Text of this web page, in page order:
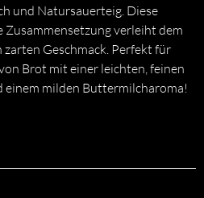
und Natursauerteig. Diese
Zusammensetzung verleiht dem
zarten Geschmack. Perfekt für
Brot mit einer leichten, feinen
einem milden Buttermilcharoma!